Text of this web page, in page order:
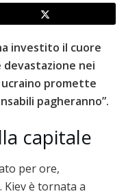
investito il cuore
nei
promette
pagheranno”.
capitale
per ore,
Kiev è tornata a